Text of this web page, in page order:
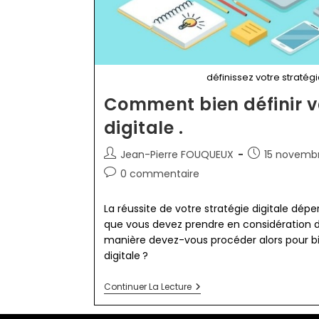
définissez votre
Comment bien définir
digitale .
Auteur/autrice
de
Jean-Pierre FOUQUEUX
Publication
15
Commentaires
la
publication :
0 commentaire
La réussite de votre stratégie digitale
que vous devez prendre en considération
manière devez-vous procéder alors pour
digitale ?
Continuer La LectureComment
Bien
Définir